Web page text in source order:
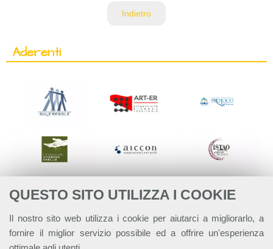
QUESTO SITO UTILIZZA I COOKIE
Il nostro sito web utilizza i cookie per aiutarci a migliorarlo, a
fornire il miglior servizio possibile ed a offrire un'esperienza
Indietro
Aderenti